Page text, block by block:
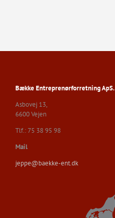
Bække Entreprenørforretning ApS.
Asbovej 13,
6600 Vejen
Tlf.: 75 38 95 98
Mail
jeppe@baekke-ent.dk